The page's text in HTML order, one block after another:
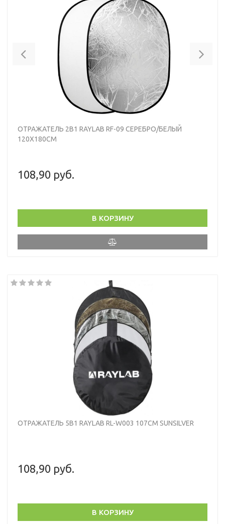
Previous
ОТРАЖАТЕЛЬ 2В1 RAYLAB RF-09 СЕРЕБРО/БЕЛЫЙ
120Х180СМ
108,90 руб.
В КОРЗИНУ
ОТРАЖАТЕЛЬ 5В1 RAYLAB RL-W003 107СМ SUNSILVER
108,90 руб.
В КОРЗИНУ